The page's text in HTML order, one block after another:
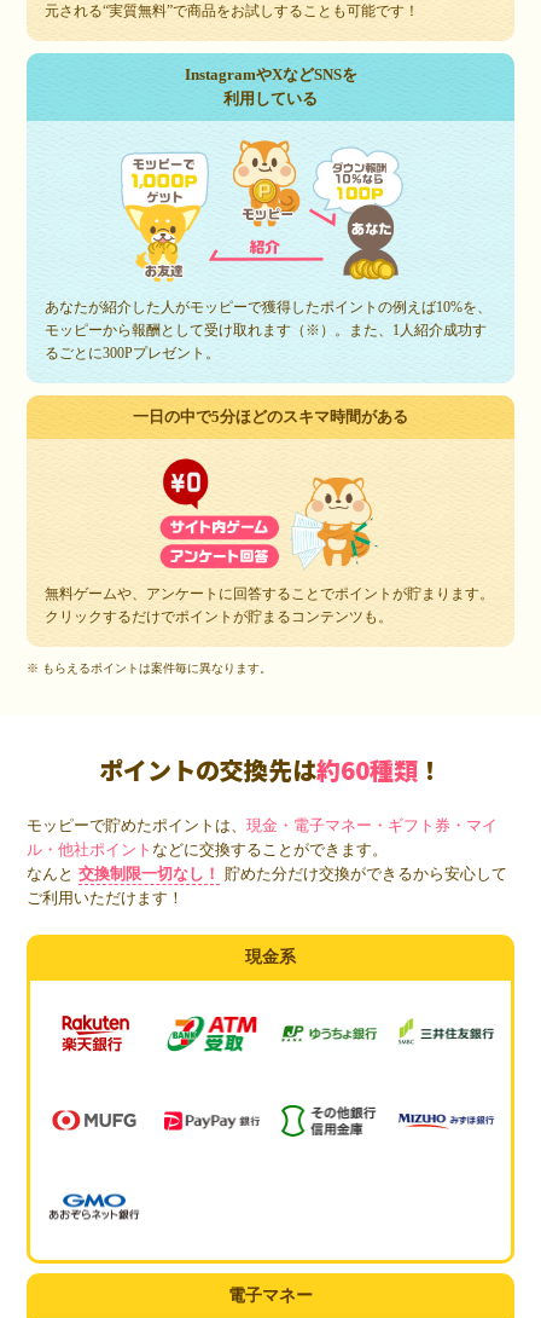
元される“実質無料”で商品をお試しすることも可能です！
InstagramやXなどSNSを
利用している
あなたが紹介した人がモッピーで獲得したポイントの例えば10%を、
モッピーから報酬として受け取れます（※）。また、1人紹介成功す
るごとに300Pプレゼント。
一日の中で5分ほどのスキマ時間がある
無料ゲームや、アンケートに回答することでポイントが貯まります。
クリックするだけでポイントが貯まるコンテンツも。
※ もらえるポイントは案件毎に異なります。
ポイントの交換先は約60種類 ！
モッピーで貯めたポイントは、現金・電子マネー・ギフト券・マイ
ル・他社ポイントなどに交換することができます。
なんと 交換制限一切なし！
貯めた分だけ交換ができるから安心して
ご利用いただけます！
現金系
電子マネー